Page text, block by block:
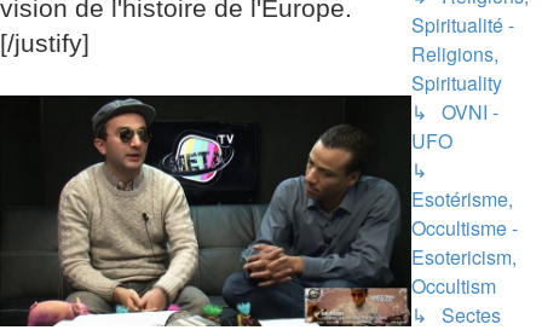
vision de l'histoire de l'Europe.
[/justify]
Spiritualité -
Religions,
Spirituality
↳ OVNI -
UFO
↳
Esotérisme,
Occultisme -
Esotericism,
Occultism
↳ Sectes